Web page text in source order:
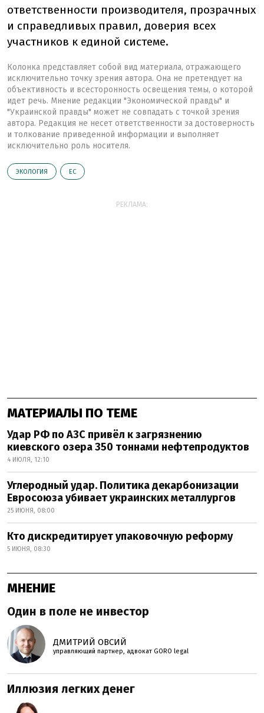
ответственности производителя, прозрачных
и справедливых правил, доверия всех
участников к единой системе.
Колонка представляет собой вид материала, отражающего
исключительно точку зрения автора. Она не претендует на
объективность и всесторонность освещения темы, о которой
идет речь. Мнение редакции "Экономической правды" и
"Украинской правды" может не совпадать с точкой зрения
автора. Редакция не несет ответственности за достоверность
и толкование приведенной информации и выполняет
исключительно роль носителя.
ЭКОЛОГИЯ ЕС
РЕКЛАМА:
МАТЕРИАЛЫ ПО ТЕМЕ
Удар РФ по АЗС привёл к загрязнению
киевского озера 350 тоннами нефтепродуктов
4 ИЮЛЯ, 12:10
Углеродный удар. Политика декарбонизации
Евросоюза убивает украинских металлургов
25 ИЮНЯ, 08:00
Кто дискредитирует упаковочную реформу
5 ИЮНЯ, 08:30
МНЕНИЕ
Один в поле не инвестор
ДМИТРИЙ ОВСИЙ
управляющий партнер, адвокат GORO legal
Иллюзия легких денег